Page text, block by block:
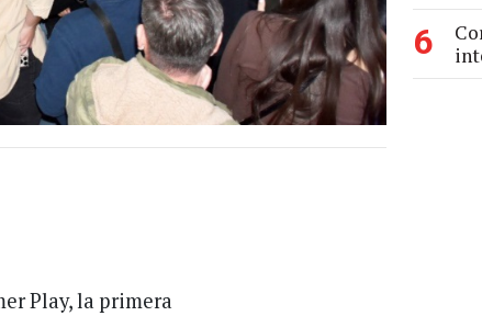
Play, la primera
6